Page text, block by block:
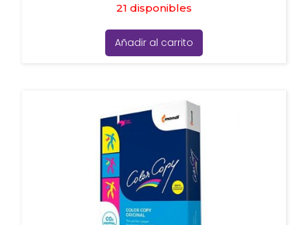
21 disponibles
Añadir al carrito